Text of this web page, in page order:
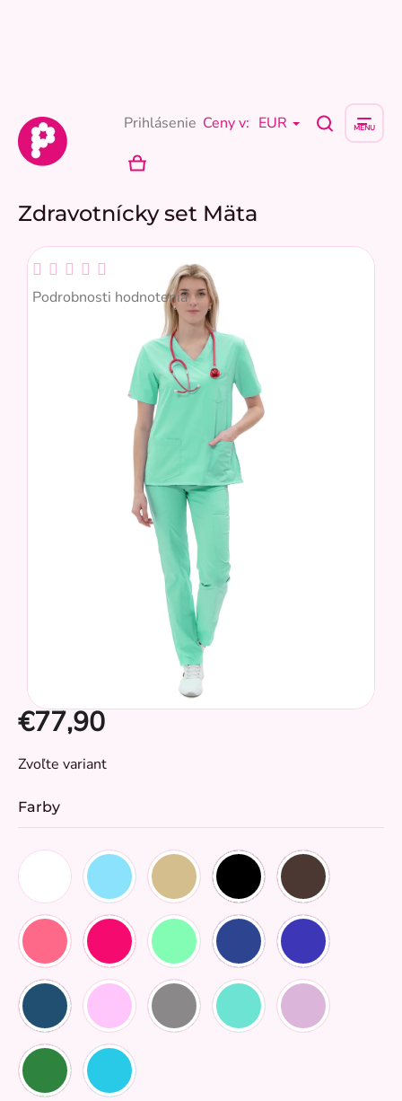
Ceny v: EUR
Prihlásenie
NÁKUPNÝ
Zdravotnícky set Mäta
Priemerné
hodnotenie
Podrobnosti hodnotenia
€77,90
Jednotková
Zvoľte variant
Farby